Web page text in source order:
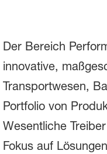
Der Bereich
innovative,
Transportwesen,
Portfolio von
Wesentliche
Fokus auf